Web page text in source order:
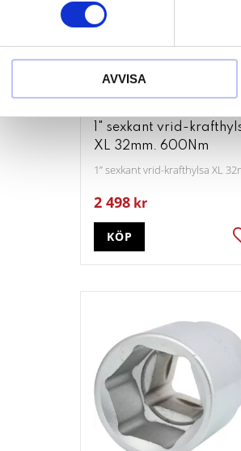
AVVISA
1" sexkant vrid-
XL 32mm. 600Nm
1” sexkant vrid-krafthylsa XL
2 498 kr
KÖP